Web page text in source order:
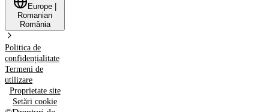
Europe
Romanian
România
Politica de
confidențialitate
Termeni de
utilizare
Proprietate site
Setări cookie